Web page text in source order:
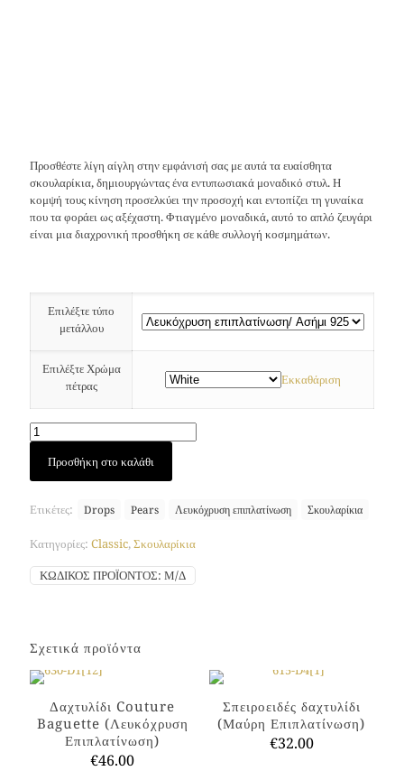
Προσθέστε λίγη αίγλη στην εμφάνισή σας με αυτά τα ευαίσθητα
σκουλαρίκια, δημιουργώντας ένα εντυπωσιακά μοναδικό στυλ. Η
κομψή τους κίνηση προσελκύει την προσοχή και εντοπίζει τη γυναίκα
που τα φοράει ως αξέχαστη. Φτιαγμένο μοναδικά, αυτό το απλό ζευγάρι
είναι μια διαχρονική προσθήκη σε κάθε συλλογή κοσμημάτων.
Επιλέξτε τύπο
μετάλλου
Επιλέξτε Χρώμα
πέτρας
Εκκαθάριση
Σκουλαρίκια
Large
Drop
Επιπλατίνωση)
Προσθήκη στο καλάθι
Ετικέτες: Drops Pears Λευκόχρυση επιπλατίνωση Σκουλαρίκια
Κατηγορίες: Classic,Σκουλαρίκια
ΚΩΔΙΚΌΣ ΠΡΟΪΌΝΤΟΣ: Μ/Δ
Σχετικά προϊόντα
Δαχτυλίδι Couture
Baguette (Λευκόχρυση
Επιπλατίνωση)
€46.00
Σπειροειδές δαχτυλίδι
(Μαύρη Επιπλατίνωση)
€32.00